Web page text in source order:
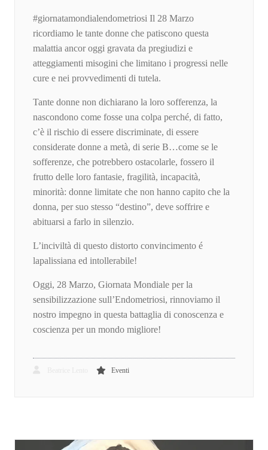
#giornatamondialendometriosi Il 28 Marzo
ricordiamo le tante donne che patiscono questa
malattia ancor oggi gravata da pregiudizi e
atteggiamenti misogini che limitano i progressi nelle
cure e nei provvedimenti di tutela.
Tante donne non dichiarano la loro sofferenza, la
nascondono come fosse una colpa perché, di fatto,
c’è il rischio di essere discriminate, di essere
considerate donne a metà, di serie B…come se le
sofferenze, che potrebbero ostacolarle, fossero il
frutto delle loro fantasie, fragilità, incapacità,
minorità: donne limitate che non hanno capito che la
donna, per suo stesso “destino”, deve soffrire e
abituarsi a farlo in silenzio.
L’inciviltà di questo distorto convincimento é
lapalissiana ed intollerabile!
Oggi, 28 Marzo, Giornata Mondiale per la
sensibilizzazione sull’Endometriosi, rinnoviamo il
nostro impegno in questa battaglia di conoscenza e
coscienza per un mondo migliore!
Eventi